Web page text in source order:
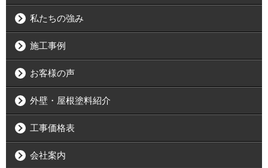
私たちの強み
施工事例
お客様の声
外壁・屋根塗料紹介
工事価格表
会社案内